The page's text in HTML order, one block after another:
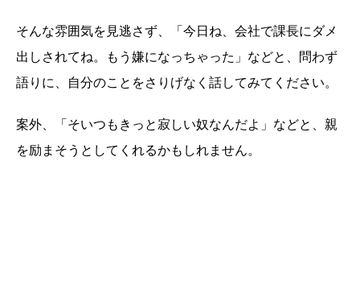
そんな雰囲気を見逃さず、「今日ね、会社で課長にダメ
出しされてね。もう嫌になっちゃった」などと、問わず
語りに、自分のことをさりげなく話してみてください。
案外、「そいつもきっと寂しい奴なんだよ」などと、親
を励まそうとしてくれるかもしれません。